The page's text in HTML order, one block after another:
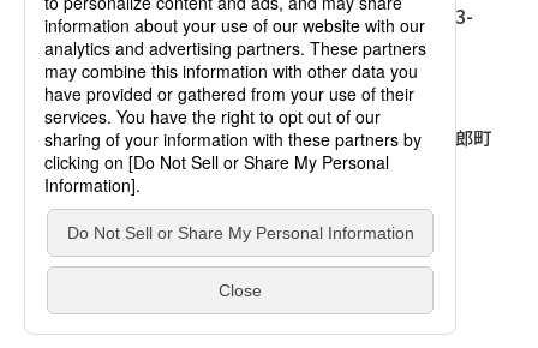
凡人社の本を見る
凡人社が出版した本を見る
麹町店
〒102-0093 東京都千代田区平河町1-3-
13 8F［アクセス］
TEL：03-3239-8673／FAX：03-3263-
3116
大阪店
〒541-0056 大阪府大阪市中央区久太郎町
4-2-10
大西ビルディング 1階［
TEL：06-4256-2684／FAX：03-6733-
7887
© Bonjinsha Co., LTD. All Rights Reserved.